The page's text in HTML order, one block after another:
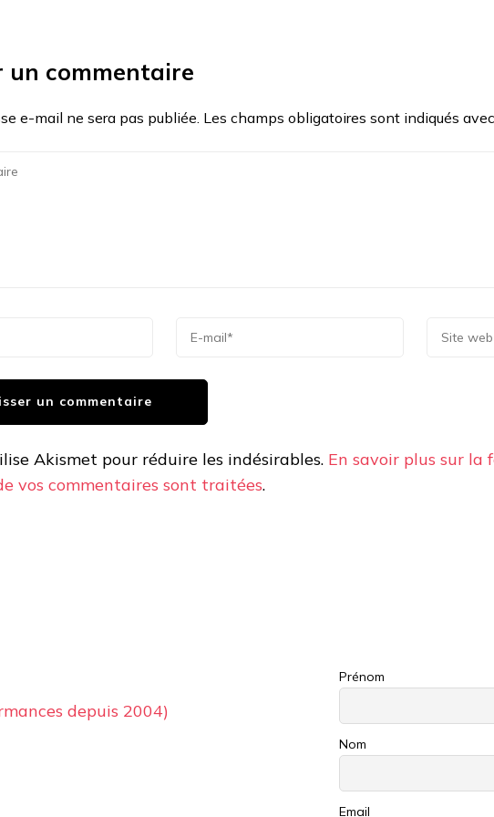
un commentaire
e-mail ne sera pas publiée. Les champs obligatoires sont indiqués
Akismet pour réduire les indésirables. En savoir plus sur la
vos commentaires sont traitées.
depuis 2004)
Prénom
Nom
Email